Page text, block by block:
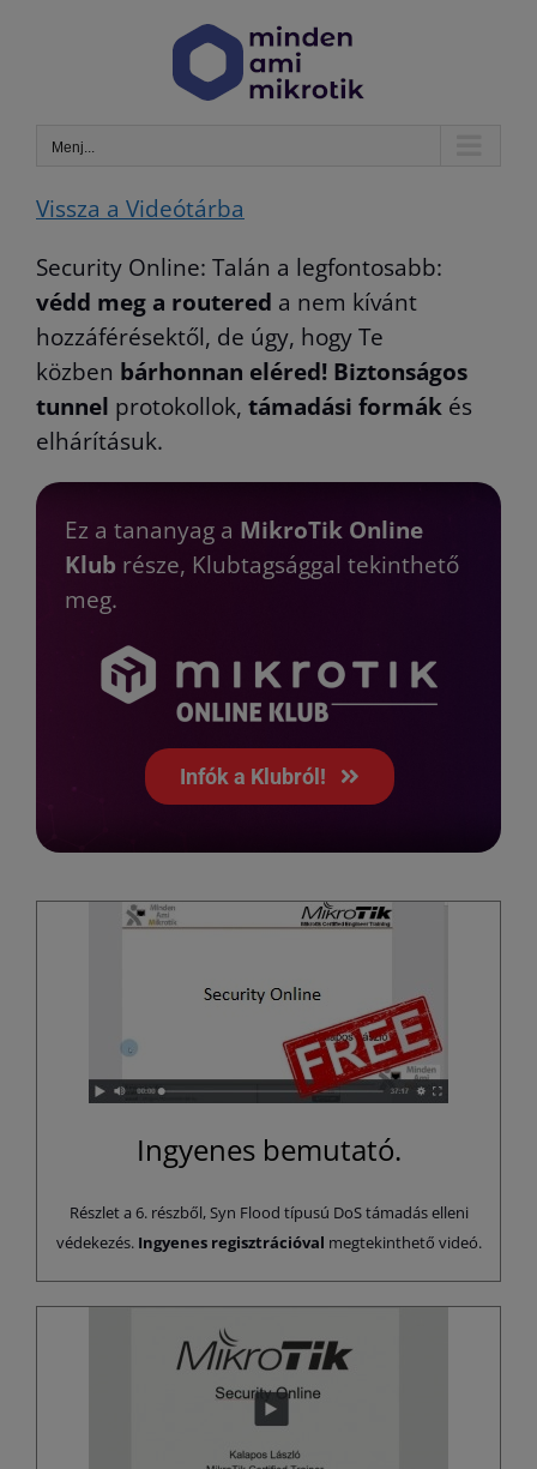
Menj...
Vissza a Videótárba
Security Online: Talán a legfontosabb:
védd meg a routered a nem kívánt
hozzáférésektől, de úgy, hogy Te
közben bárhonnan eléred! Biztonságos
tunnel protokollok, támadási formák és
elhárításuk.
Ez a tananyag a MikroTik Online
Klub része, Klubtagsággal tekinthető
meg.
Infók a Klubról!
Ingyenes bemutató.
Részlet a 6. részből, Syn Flood típusú DoS támadás elleni
védekezés. Ingyenes regisztrációval megtekinthető videó.